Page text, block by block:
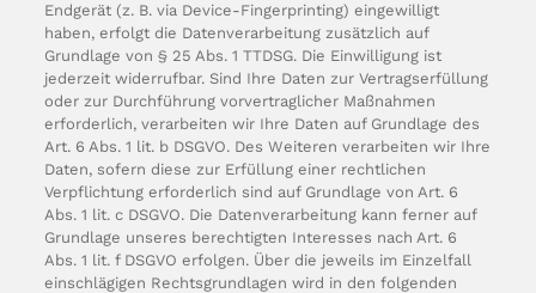
Endgerät (z. B. via Device-Fingerprinting) eingewilligt
haben, erfolgt die Datenverarbeitung zusätzlich auf
Grundlage von § 25 Abs. 1 TTDSG. Die Einwilligung ist
jederzeit widerrufbar. Sind Ihre Daten zur Vertragserfüllung
oder zur Durchführung vorvertraglicher Maßnahmen
erforderlich, verarbeiten wir Ihre Daten auf Grundlage des
Art. 6 Abs. 1 lit. b DSGVO. Des Weiteren verarbeiten wir Ihre
Daten, sofern diese zur Erfüllung einer rechtlichen
Verpflichtung erforderlich sind auf Grundlage von Art. 6
Abs. 1 lit. c DSGVO. Die Datenverarbeitung kann ferner auf
Grundlage unseres berechtigten Interesses nach Art. 6
Abs. 1 lit. f DSGVO erfolgen. Über die jeweils im Einzelfall
einschlägigen Rechtsgrundlagen wird in den folgenden